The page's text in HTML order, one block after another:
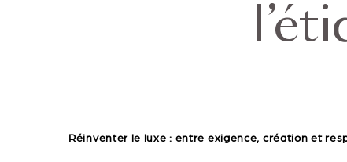
Réinventer le luxe : entre exigence, création et